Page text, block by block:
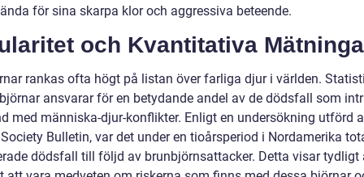
för sina skarpa klor och aggressiva beteende.
och Kvantitativa
rankas ofta högt på listan över farliga djur i världen.
ansvarar för en betydande andel av de dödsfall som
med människa-djur-konflikter. Enligt en undersökning utförd
Bulletin, var det under en tioårsperiod i Nordamerika
dödsfall till följd av brunbjörnsattacker. Detta visar tydligt